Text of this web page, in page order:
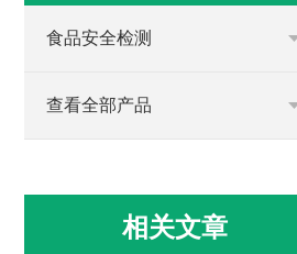
食品安全检测
查看全部产品
相关文章